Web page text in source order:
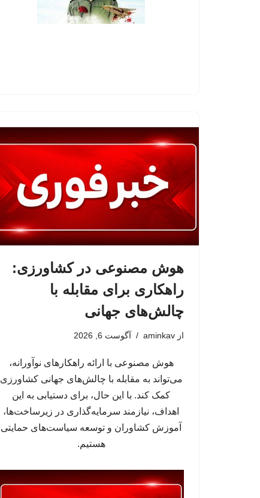
هوش مصنوعی در کشاورزی:
راهکاری برای مقابله با
چالش‌های جهانی
از aminkav آگوست 6, 2026
هوش مصنوعی با ارائه راهکارهای نوآورانه،
می‌تواند به مقابله با چالش‌های جهانی کشاورزی
کمک کند. با این حال، برای دستیابی به این
اهداف، نیازمند سرمایه‌گذاری در زیرساخت‌ها،
آموزش کشاوران و توسعه سیاست‌های حمایتی
هستیم.